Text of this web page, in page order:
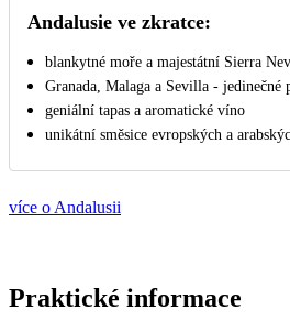
Andalusie ve zkratce:
blankytné moře a majestátní Sierra
Granada, Malaga a Sevilla - jedinečné
geniální tapas a aromatické víno
unikátní směsice evropských a
více o Andalusii
Praktické informace